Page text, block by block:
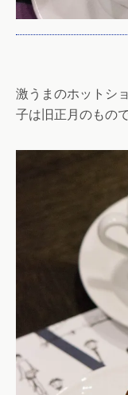
激うまのホットシ
子は旧正月のもの